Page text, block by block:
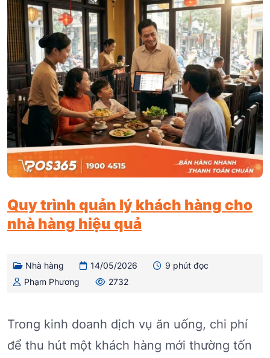
Quy trình quản lý khách hàng cho
nhà hàng hiệu quả
Nhà hàng 14/05/2026
9 phút đọc
Phạm Phương
2732
Trong kinh doanh dịch vụ ăn uống, chi phí
để thu hút một khách hàng mới thường tốn